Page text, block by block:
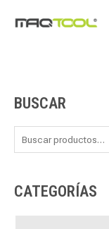
BUSCAR
B
rCATEGORÍAS